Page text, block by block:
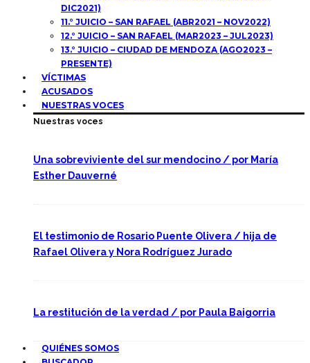
DIC2021)
11.° JUICIO – SAN RAFAEL (ABR2021 – NOV2022)
12.° JUICIO – SAN RAFAEL (MAR2023 – JUL2023)
13.° JUICIO – CIUDAD DE MENDOZA (AGO2023 –
PRESENTE)
VÍCTIMAS
ACUSADOS
NUESTRAS VOCES
Nuestras voces
Una sobreviviente del sur mendocino / por María
Esther Dauverné
El testimonio de Rosario Puente Olivera / hija de
Rafael Olivera y Nora Rodríguez Jurado
La restitución de la verdad / por Paula Baigorria
QUIÉNES SOMOS